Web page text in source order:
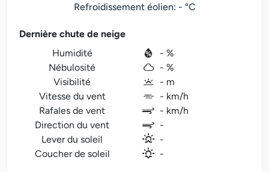
Refroidissement éolien: - °C
Dernière chute de neige
Humidité
- %
Nébulosité
- %
Visibilité
- m
Vitesse du vent
- km/h
Rafales de vent
- km/h
Direction du vent
-
Lever du soleil
-
Coucher de soleil
-